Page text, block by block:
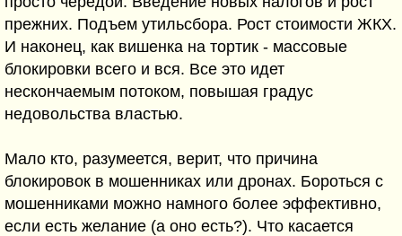
прежних. Подъем утильсбора. Рост стоимости ЖКХ.
И наконец, как вишенка на тортик - массовые
блокировки всего и вся. Все это идет
нескончаемым потоком, повышая градус
недовольства властью.
Мало кто, разумеется, верит, что причина
блокировок в мошенниках или дронах. Бороться с
мошенниками можно намного более эффективно,
если есть желание (а оно есть?). Что касается